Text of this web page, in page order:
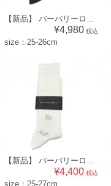
【新品】 バーバリーロンドン BURBERRY LONDON メンズ 靴下 ソックス （ドット×ワンポイント柄）ブラウン系 [size:25-26cm] 52568
¥4,980 税込
size：25-26cm
【新品】 バーバリーロンドン BURBERRY LONDON メンズ 靴下 ソックス （リブ×ワンポイント柄）白系 [size:25-27cm] 64920
¥4,400 税込
size：25-27cm